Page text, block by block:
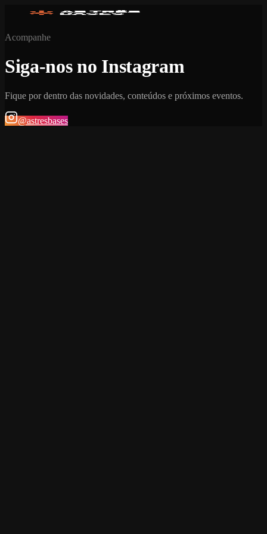
Acompanhe
Siga-nos no Instagram
Fique por dentro das novidades, conteúdos e próximos eventos.
@astresbases